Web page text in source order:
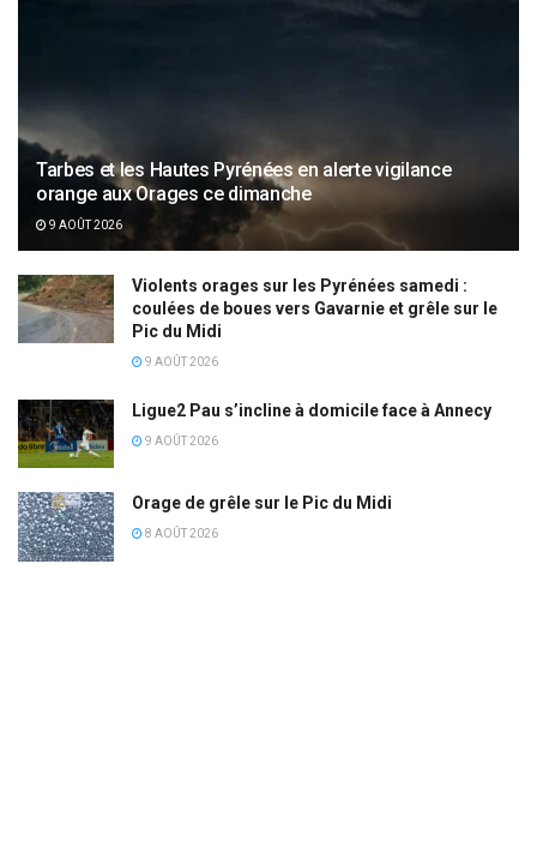
Tarbes et les Hautes Pyrénées en alerte vigilance
orange aux Orages ce dimanche
9 AOÛT 2026
Violents orages sur les Pyrénées samedi :
coulées de boues vers Gavarnie et grêle sur le
Pic du Midi
9 AOÛT 2026
Ligue2 Pau s’incline à domicile face à Annecy
9 AOÛT 2026
Orage de grêle sur le Pic du Midi
8 AOÛT 2026